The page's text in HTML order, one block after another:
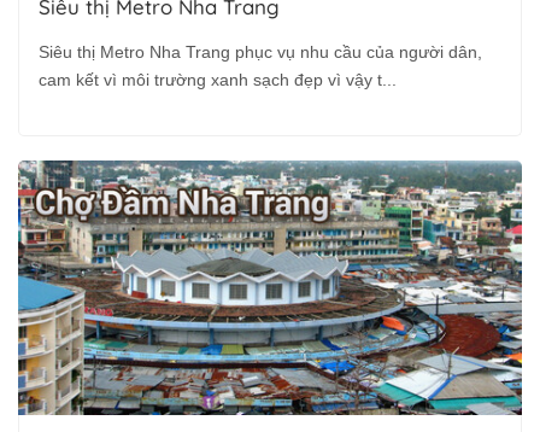
Siêu thị Metro Nha Trang
Siêu thị Metro Nha Trang phục vụ nhu cầu của người dân,
cam kết vì môi trường xanh sạch đẹp vì vậy t...